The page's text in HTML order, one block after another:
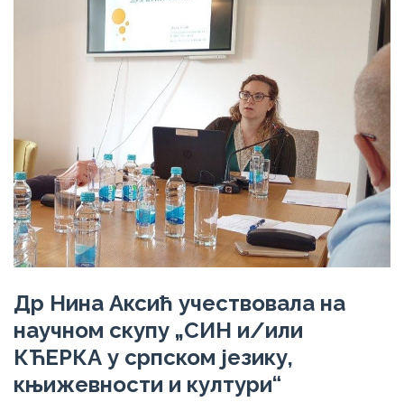
Др Нина Аксић учествовала на
научном скупу „СИН и/или
КЋЕРКА у српском језику,
књижевности и култури“